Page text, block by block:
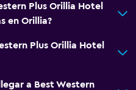
Plus Orillia Hotel
en Orillia?
Plus Orillia Hotel
a Best Western